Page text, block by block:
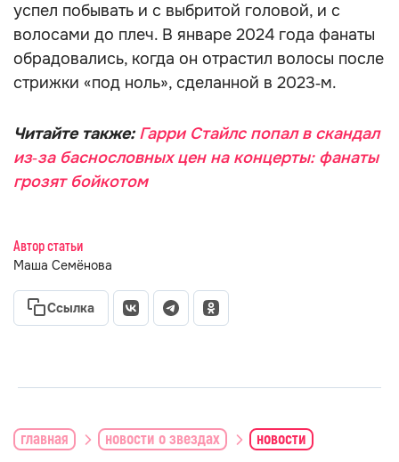
успел побывать и с выбритой головой, и с
волосами до плеч. В январе 2024 года фанаты
обрадовались, когда он отрастил волосы после
стрижки «под ноль», сделанной в 2023‑м.
Читайте также: Гарри Стайлс попал в скандал
из‑за баснословных цен на концерты: фанаты
грозят бойкотом
Автор статьи
Маша Семёнова
Ссылка
главная новости о звездах новости